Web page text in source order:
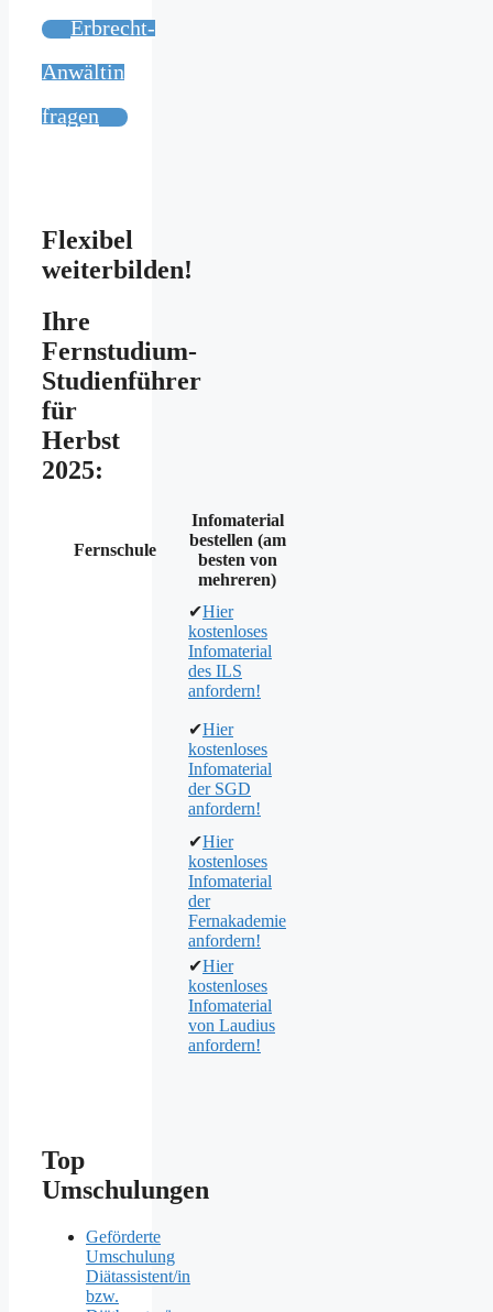
Erbrecht-
Anwältin
fragen
Flexibel
weiterbilden!
Ihre
Fernstudium-
Studienführer
für
Herbst
2025:
Fernschule
Infomaterial
bestellen (am
besten von
mehreren)
✔Hier
kostenloses
Infomaterial
des ILS
anfordern!
✔Hier
kostenloses
Infomaterial
der SGD
anfordern!
✔Hier
kostenloses
Infomaterial
der
Fernakademie
anfordern!
✔Hier
kostenloses
Infomaterial
von Laudius
anfordern!
Top
Umschulungen
Geförderte
Umschulung
Diätassistent/in
bzw.